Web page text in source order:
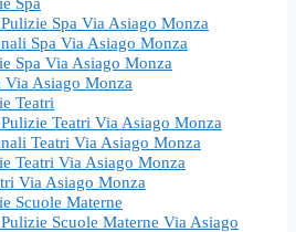
Spa Via Asiago Monza
Spa Via Asiago Monza
Spa Via Asiago Monza
Via Asiago Monza
Teatri
Teatri Via Asiago Monza
Teatri Via Asiago Monza
Teatri Via Asiago Monza
Via Asiago Monza
Scuole Materne
Scuole Materne Via Asiago